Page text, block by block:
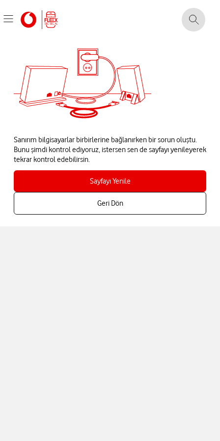
Sanırım bilgisayarlar birbirlerine bağlanırken bir sorun oluştu.
Bunu şimdi kontrol ediyoruz, istersen sen de sayfayı yenileyerek
tekrar kontrol edebilirsin.
Sayfayı Yenile
Geri Dön